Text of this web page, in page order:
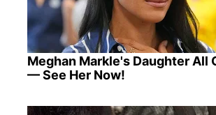
Meghan Markle's Daughter All
— See Her Now!